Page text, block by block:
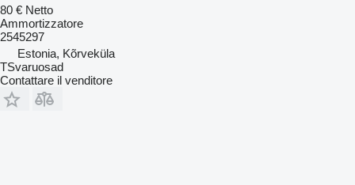
80 € Netto
Ammortizzatore
2545297
Estonia, Kõrveküla
TSvaruosad
Contattare il venditore